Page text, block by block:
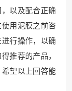
以及配合正确
用泥膜之前咨
行操作，以确
推荐的产品，
望以上回答能